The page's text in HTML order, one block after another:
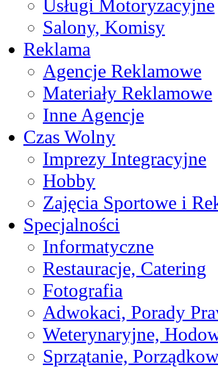
Usługi Motoryzacyjne
Salony, Komisy
Reklama
Agencje Reklamowe
Materiały Reklamowe
Inne Agencje
Czas Wolny
Imprezy Integracyjne
Hobby
Zajęcia Sportowe i
Specjalności
Informatyczne
Restauracje, Catering
Fotografia
Adwokaci, Porady
Weterynaryjne,
Sprzątanie,